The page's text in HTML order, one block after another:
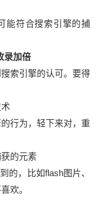
符合搜索引擎的捕
录加倍
索引擎的认可。要得
行为，轻下来对，重
的元素
，比如flash图片、
欢。